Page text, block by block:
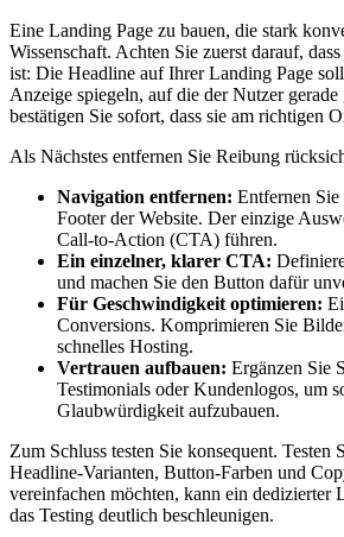
Eine Landing Page zu bauen, die stark
Wissenschaft. Achten Sie zuerst darauf, dass
ist: Die Headline auf Ihrer Landing Page
Anzeige spiegeln, auf die der Nutzer
bestätigen Sie sofort, dass sie am richtigen
Als Nächstes entfernen Sie Reibung
Navigation entfernen: Entfernen
Footer der Website. Der einzige
Call-to-Action (CTA) führen.
Ein einzelner, klarer CTA:
und machen Sie den Button dafür
Für Geschwindigkeit optimieren:
Conversions. Komprimieren Sie
schnelles Hosting.
Vertrauen aufbauen: Ergänzen Sie
Testimonials oder Kundenlogos, um
Glaubwürdigkeit aufzubauen.
Zum Schluss testen Sie konsequent. Testen
Headline-Varianten, Button-Farben und
vereinfachen möchten, kann ein dedizierter
das Testing deutlich beschleunigen.